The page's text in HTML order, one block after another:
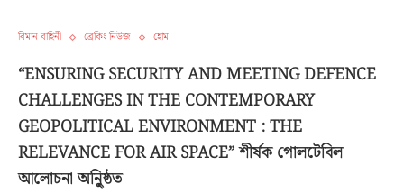
বিমান বাহিনী ব্রেকিং নিউজ হোম
“ENSURING SECURITY AND MEETING DEFENCE
CHALLENGES IN THE CONTEMPORARY
GEOPOLITICAL ENVIRONMENT : THE
RELEVANCE FOR AIR SPACE” শীর্ষক গোলটেবিল
আলোচনা অনুৃিষ্ঠত